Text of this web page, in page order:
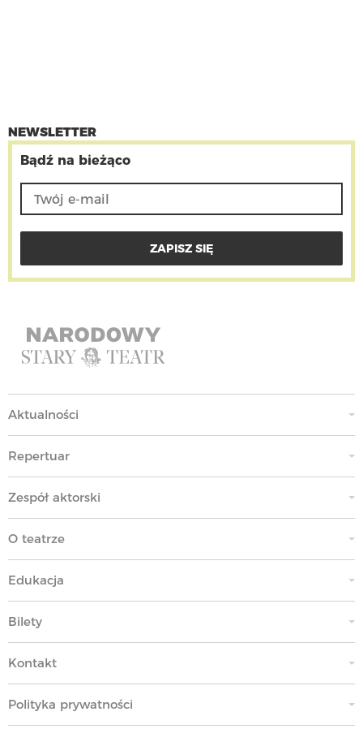
NEWSLETTER
Bądź na bieżąco
Aktualności
Repertuar
Zespół aktorski
O teatrze
Edukacja
Bilety
Kontakt
Polityka prywatności